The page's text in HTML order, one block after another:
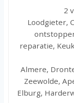
2
Loodgieter,
reparatie,
Almere,
Zeewolde,
Elburg,